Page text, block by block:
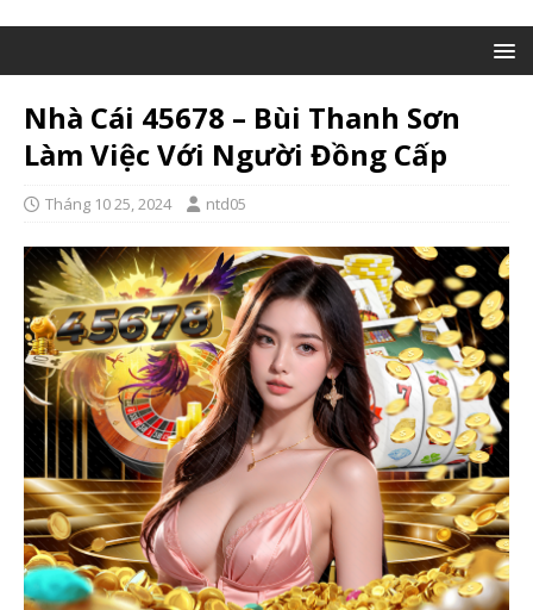
Nhà Cái 45678 – Bùi Thanh Sơn
Làm Việc Với Người Đồng Cấp
Tháng 10 25, 2024 ntd05